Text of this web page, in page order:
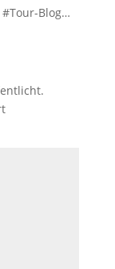
Blog…